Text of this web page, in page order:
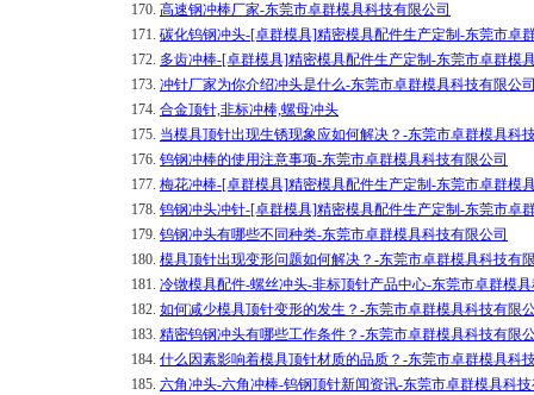
170. 高速钢冲棒厂家-东莞市卓群模具科技有限公司
171. 碳化钨钢冲头-[卓群模具]精密模具配件生产定制-东莞市卓
172. 多齿冲棒-[卓群模具]精密模具配件生产定制-东莞市卓群模
173. 冲针厂家为你介绍冲头是什么-东莞市卓群模具科技有限公
174. 合金顶针,非标冲棒,螺母冲头
175. 当模具顶针出现生锈现象应如何解决？-东莞市卓群模具科
176. 钨钢冲棒的使用注意事项-东莞市卓群模具科技有限公司
177. 梅花冲棒-[卓群模具]精密模具配件生产定制-东莞市卓群模
178. 钨钢冲头冲针-[卓群模具]精密模具配件生产定制-东莞市卓
179. 钨钢冲头有哪些不同种类-东莞市卓群模具科技有限公司
180. 模具顶针出现变形问题如何解决？-东莞市卓群模具科技有
181. 冷镦模具配件-螺丝冲头-非标顶针产品中心-东莞市卓群模
182. 如何减少模具顶针变形的发生？-东莞市卓群模具科技有限
183. 精密钨钢冲头有哪些工作条件？-东莞市卓群模具科技有限
184. 什么因素影响着模具顶针材质的品质？-东莞市卓群模具科
185. 六角冲头-六角冲棒-钨钢顶针新闻资讯-东莞市卓群模具科